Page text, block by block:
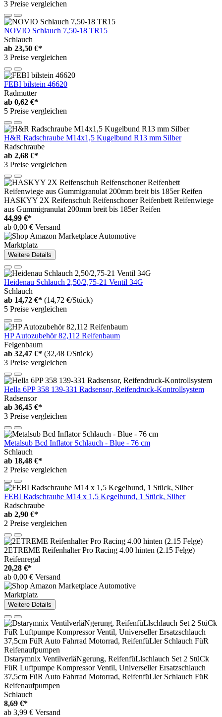
3 Preise vergleichen
NOVIO Schlauch 7,50-18 TR15
Schlauch
ab 23,50 €*
3 Preise vergleichen
FEBI bilstein 46620
Radmutter
ab 0,62 €*
5 Preise vergleichen
H&R Radschraube M14x1,5 Kugelbund R13 mm Silber
Radschraube
ab 2,68 €*
3 Preise vergleichen
HASKYY 2X Reifenschuh Reifenschoner Reifenbett Reifenwiege
aus Gummigranulat 200mm breit bis 185er Reifen
44,99 €*
ab 0,00 € Versand
Marktplatz
Weitere Details
Heidenau Schlauch 2,50/2,75-21 Ventil 34G
Schlauch
ab 14,72 €* (14,72 €/Stück)
5 Preise vergleichen
HP Autozubehör 82,112 Reifenbaum
Felgenbaum
ab 32,47 €* (32,48 €/Stück)
3 Preise vergleichen
Hella 6PP 358 139-331 Radsensor, Reifendruck-Kontrollsystem
Radsensor
ab 36,45 €*
3 Preise vergleichen
Metalsub Bcd Inflator Schlauch - Blue - 76 cm
Schlauch
ab 18,48 €*
2 Preise vergleichen
FEBI Radschraube M14 x 1,5 Kegelbund, 1 Stück, Silber
Radschraube
ab 2,90 €*
2 Preise vergleichen
2ETREME Reifenhalter Pro Racing 4.00 hinten (2.15 Felge)
Reifenregal
20,28 €*
ab 0,00 € Versand
Marktplatz
Weitere Details
Dstarymnix VentilverläNgerung, ReifenfüLlschlauch Set 2 StüCk
FüR Luftpumpe Kompressor Ventil, Universeller Ersatzschlauch
37,5cm FüR Auto Fahrrad Motorrad, ReifenfüLler Schlauch FüR
Reifenaufpumpen
Schlauch
8,69 €*
ab 3,99 € Versand